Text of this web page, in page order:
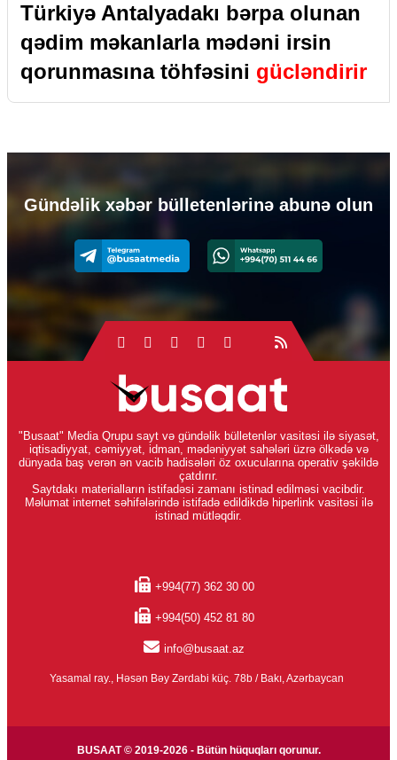
Türkiyə Antalyadakı bərpa olunan
qədim məkanlarla mədəni irsin
qorunmasına töhfəsini gücləndirir
Gündəlik xəbər bülletenlərinə abunə olun
"Busaat" Media Qrupu sayt və gündəlik bülletenlər vasitəsi ilə siyasət,
iqtisadiyyat, cəmiyyət, idman, mədəniyyət sahələri üzrə ölkədə və
dünyada baş verən ən vacib hadisələri öz oxucularına operativ şəkildə
çatdırır.
Saytdakı materialların istifadəsi zamanı istinad edilməsi vacibdir.
Məlumat internet səhifələrində istifadə edildikdə hiperlink vasitəsi ilə
istinad mütləqdir.
+994(77) 362 30 00
+994(50) 452 81 80
info@busaat.az
Yasamal ray., Həsən Bəy Zərdabi küç. 78b / Bakı, Azərbaycan
BUSAAT © 2019-2026 - Bütün hüquqları qorunur.